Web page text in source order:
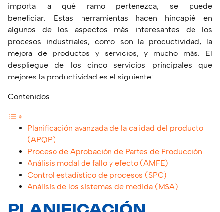
importa a qué ramo pertenezca, se puede
beneficiar. Estas herramientas hacen hincapié en
algunos de los aspectos más interesantes de los
procesos industriales, como son la productividad, la
mejora de productos y servicios, y mucho más. El
despliegue de los cinco servicios principales que
mejores la productividad es el siguiente:
Contenidos
Planificación avanzada de la calidad del producto
(APQP)
Proceso de Aprobación de Partes de Producción
Análisis modal de fallo y efecto (AMFE)
Control estadístico de procesos (SPC)
Análisis de los sistemas de medida (MSA)